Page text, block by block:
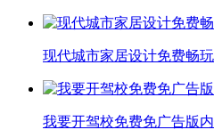
现代城市家居设计免费畅
我要开驾校免费免广告版